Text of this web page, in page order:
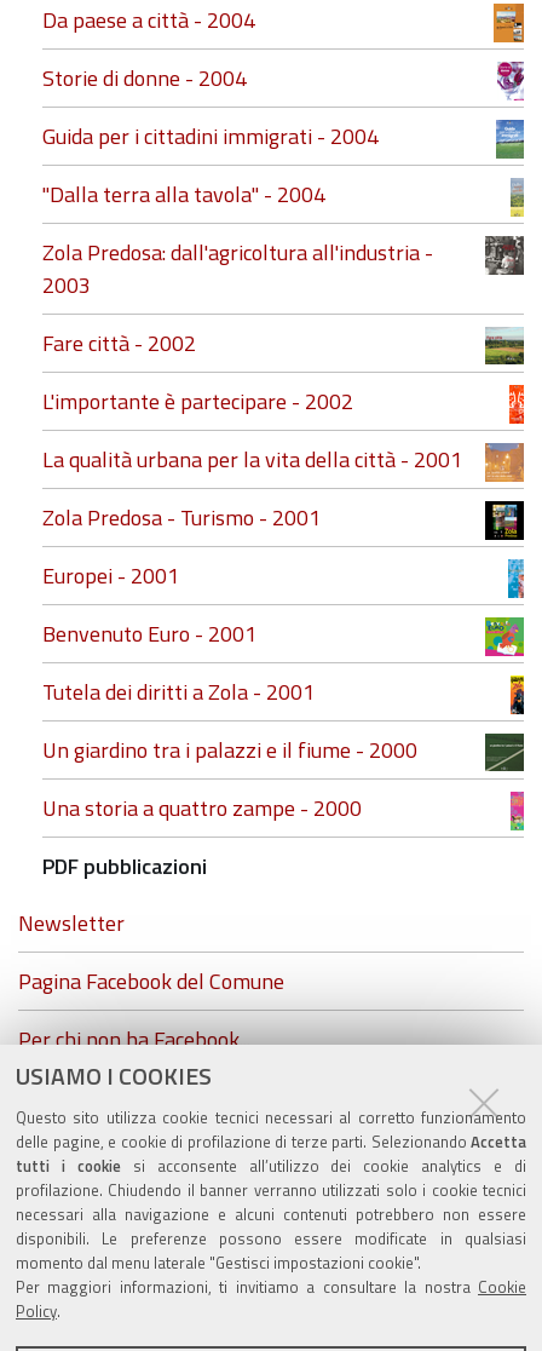
USIAMO I COOKIES
Questo sito utilizza cookie tecnici necessari al corretto funzionamento
delle pagine, e cookie di profilazione di terze parti. Selezionando Accetta
tutti i cookiesi acconsente all’utilizzo dei cookie analytics e di
profilazione. Chiudendo il banner verranno utilizzati solo i cookie tecnici
necessari alla navigazione e alcuni contenuti potrebbero non essere
disponibili. Le preferenze possono essere modificate in qualsiasi
momento dal menu laterale "Gestisci impostazioni cookie".
Per maggiori informazioni, ti invitiamo a consultare la nostra Cookie
Policy.
Da paese a città - 2004
Storie di donne - 2004
Guida per i cittadini immigrati - 2004
"Dalla terra alla tavola" - 2004
Zola Predosa: dall'agricoltura all'industria -
2003
Fare città - 2002
L'importante è partecipare - 2002
La qualità urbana per la vita della città - 2001
Zola Predosa - Turismo - 2001
Europei - 2001
Benvenuto Euro - 2001
Tutela dei diritti a Zola - 2001
Un giardino tra i palazzi e il fiume - 2000
Una storia a quattro zampe - 2000
PDF pubblicazioni
Newsletter
Pagina Facebook del Comune
Per chi non ha Facebook...
ZolaGram - il canale Telegram del Comune di Zola
Predosa
Valuta questo sito